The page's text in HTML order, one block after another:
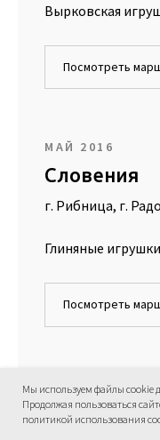
Вырковская
Посмотреть
МАЙ 2016
Словения
г. Рибница, г.
Глиняные игрушки
Посмотреть
АВГУСТ 2016
Корея
Мы используем файлы cookie
Продолжая пользоваться
политикой использования